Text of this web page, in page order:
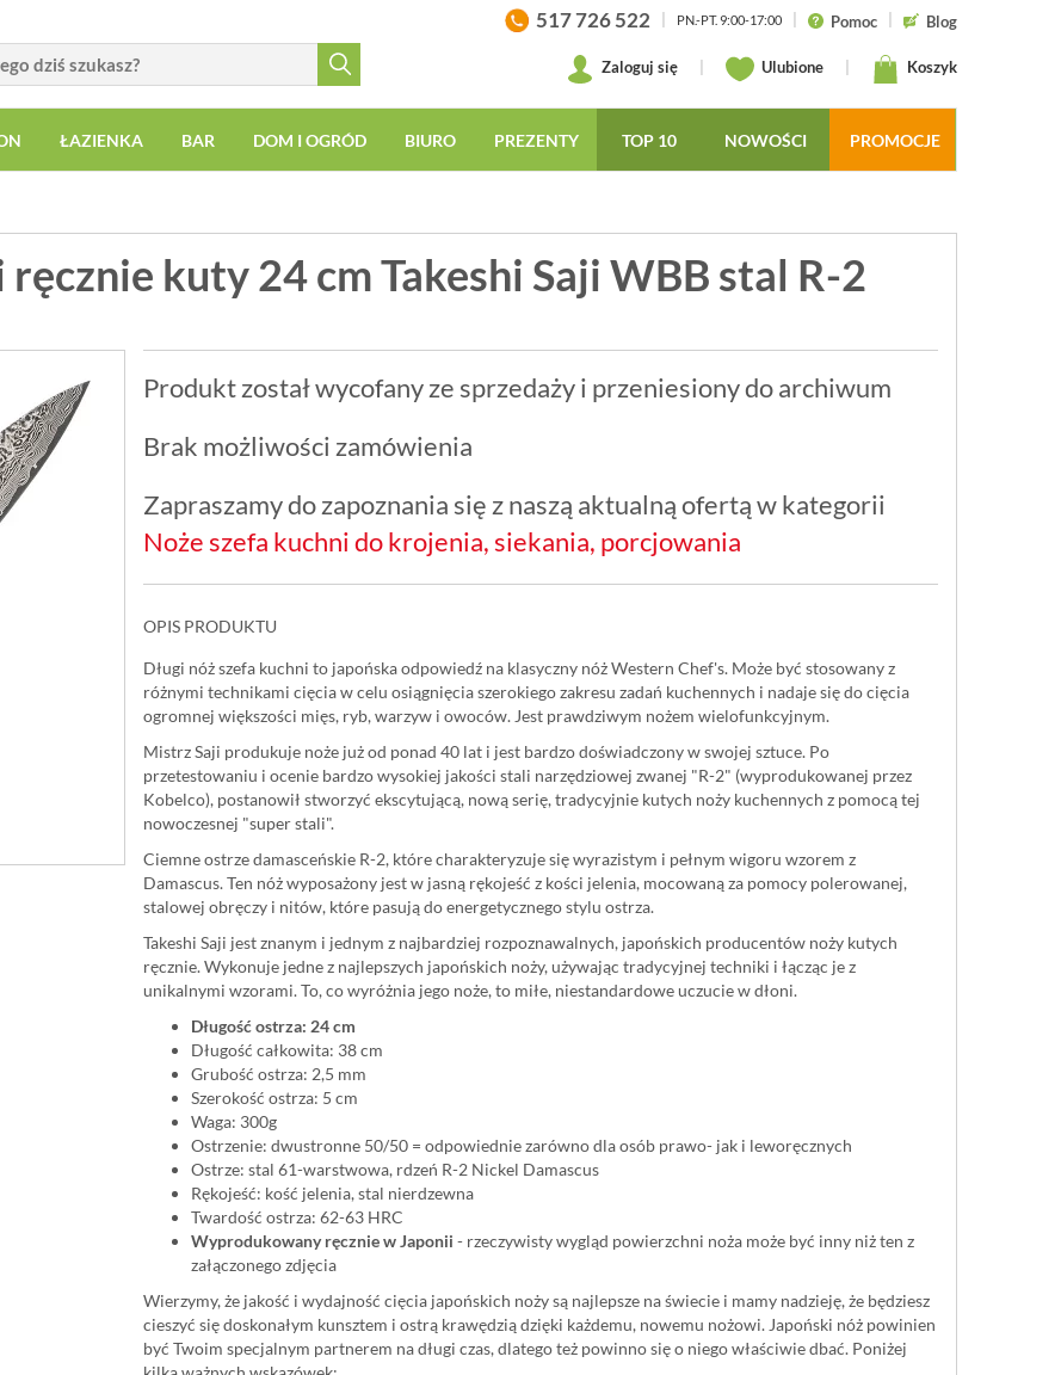
517 726 522 PN.-PT. 9:00-17:00 Pomoc Blog
Zaloguj się Ulubione Koszyk
ŁAZIENKA BAR DOM I OGRÓD BIURO PREZENTY TOP 10 NOWOŚCI PROMOCJE
ręcznie kuty 24 cm Takeshi Saji WBB stal R-2
Produkt został wycofany ze sprzedaży i przeniesiony do archiwum
Brak możliwości zamówienia
Zapraszamy do zapoznania się z naszą aktualną ofertą w kategorii
Noże szefa kuchni do krojenia, siekania, porcjowania
OPIS PRODUKTU
Długi nóż szefa kuchni to japońska odpowiedź na klasyczny nóż Western Chef's. Może być stosowany z
różnymi technikami cięcia w celu osiągnięcia szerokiego zakresu zadań kuchennych i nadaje się do cięcia
ogromnej większości mięs, ryb, warzyw i owoców. Jest prawdziwym nożem wielofunkcyjnym.
Mistrz Saji produkuje noże już od ponad 40 lat i jest bardzo doświadczony w swojej sztuce. Po
przetestowaniu i ocenie bardzo wysokiej jakości stali narzędziowej zwanej "R-2" (wyprodukowanej przez
Kobelco), postanowił stworzyć ekscytującą, nową serię, tradycyjnie kutych noży kuchennych z pomocą tej
nowoczesnej "super stali".
Ciemne ostrze damasceńskie R-2, które charakteryzuje się wyrazistym i pełnym wigoru wzorem z
Damascus. Ten nóż wyposażony jest w jasną rękojeść z kości jelenia, mocowaną za pomocy polerowanej,
stalowej obręczy i nitów, które pasują do energetycznego stylu ostrza.
Takeshi Saji jest znanym i jednym z najbardziej rozpoznawalnych, japońskich producentów noży kutych
ręcznie. Wykonuje jedne z najlepszych japońskich noży, używając tradycyjnej techniki i łącząc je z
unikalnymi wzorami. To, co wyróżnia jego noże, to miłe, niestandardowe uczucie w dłoni.
Długość ostrza: 24 cm
Długość całkowita: 38 cm
Grubość ostrza: 2,5 mm
Szerokość ostrza: 5 cm
Waga: 300g
Ostrzenie: dwustronne 50/50 = odpowiednie zarówno dla osób prawo- jak i leworęcznych
Ostrze: stal 61-warstwowa, rdzeń R-2 Nickel Damascus
Rękojeść: kość jelenia, stal nierdzewna
Twardość ostrza: 62-63 HRC
Wyprodukowany ręcznie w Japonii - rzeczywisty wygląd powierzchni noża może być inny niż ten z
załączonego zdjęcia
Wierzymy, że jakość i wydajność cięcia japońskich noży są najlepsze na świecie i mamy nadzieję, że będziesz
cieszyć się doskonałym kunsztem i ostrą krawędzią dzięki każdemu, nowemu nożowi. Japoński nóż powinien
być Twoim specjalnym partnerem na długi czas, dlatego też powinno się o niego właściwie dbać. Poniżej